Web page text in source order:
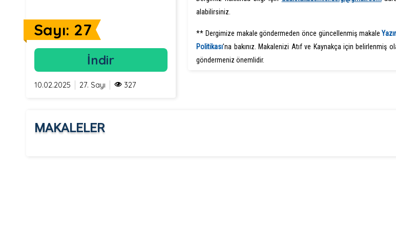
Sayı: 27
İndir
10.02.2025 27. Sayı 327
alabilirsiniz.
** Dergimize makale göndermeden önce güncellenmiş makale
Politikası'na bakınız. Makalenizi Atıf ve Kaynakça için belirlenmiş
göndermeniz önemlidir.
MAKALELER